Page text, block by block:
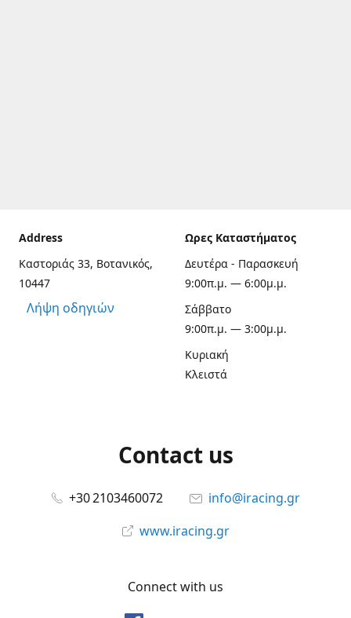
Address
Καστοριάς 33, Βοτανικός,
10447
Λήψη οδηγιών
Ωρες Καταστήματος
Δευτέρα - Παρασκευή
9:00π.μ. — 6:00μ.μ.
Σάββατο
9:00π.μ. — 3:00μ.μ.
Κυριακή
Κλειστά
Contact us
+30 2103460072
info@iracing.gr
www.iracing.gr
Connect with us